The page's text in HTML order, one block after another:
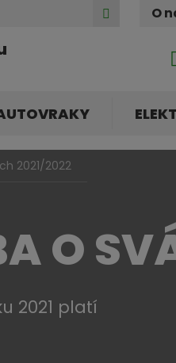
Hledat O
2021/2022
O
2021 platí